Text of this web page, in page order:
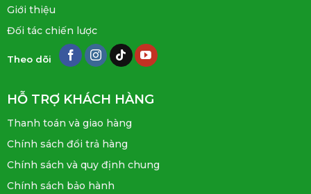
Giới thiệu
Đối tác chiến lược
Theo dõi
HỖ TRỢ KHÁCH HÀNG
Thanh toán và giao hàng
Chính sách đổi trả hàng
Chính sách và quy định chung
Chính sách bảo hành